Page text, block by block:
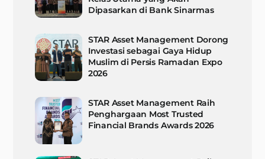
Dipasarkan di Bank Sinarmas
STAR Asset Management Dorong
Investasi sebagai Gaya Hidup
Muslim di Persis Ramadan Expo
2026
STAR Asset Management Raih
Penghargaan Most Trusted
Financial Brands Awards 2026